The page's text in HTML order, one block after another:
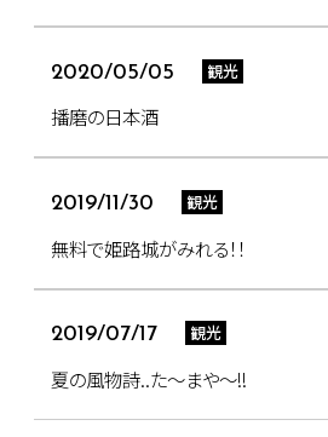
2020/05/05 観光
播磨の日本酒
2019/11/30 観光
無料で姫路城がみれる！！
2019/07/17 観光
夏の風物詩..た～まや～!!